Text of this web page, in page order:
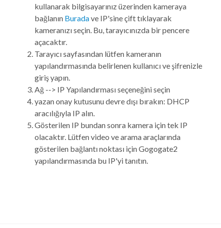
kullanarak bilgisayarınız üzerinden kameraya
bağlanın Buradave IP'sine çift tıklayarak
kameranızı seçin. Bu, tarayıcınızda bir pencere
açacaktır.
Tarayıcı sayfasından lütfen kameranın
yapılandırmasında belirlenen kullanıcı ve şifrenizle
giriş yapın.
Ağ --> IP Yapılandırması seçeneğini seçin
yazan onay kutusunu devre dışı bırakın: DHCP
aracılığıyla IP alın.
Gösterilen IP bundan sonra kamera için tek IP
olacaktır. Lütfen video ve arama araçlarında
gösterilen bağlantı noktası için Gogogate2
yapılandırmasında bu IP'yi tanıtın.